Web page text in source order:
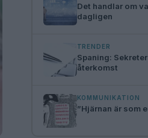
Det handlar om
dagligen
TRENDER
Spaning:
återkomst
KOMMUNIKATION
”Hjärnan är som